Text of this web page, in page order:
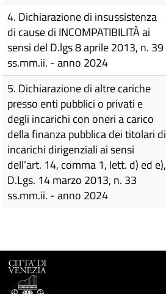
4. Dichiarazione di insussistenza
di cause di INCOMPATIBILITÀ ai
sensi del D.lgs 8 aprile 2013, n. 39
ss.mm.ii. - anno 2024
5. Dichiarazione di altre cariche
presso enti pubblici o privati e
degli incarichi con oneri a carico
della finanza pubblica dei titolari di
incarichi dirigenziali ai sensi
dell’art. 14, comma 1, lett. d) ed e),
D.Lgs. 14 marzo 2013, n. 33
ss.mm.ii. - anno 2024